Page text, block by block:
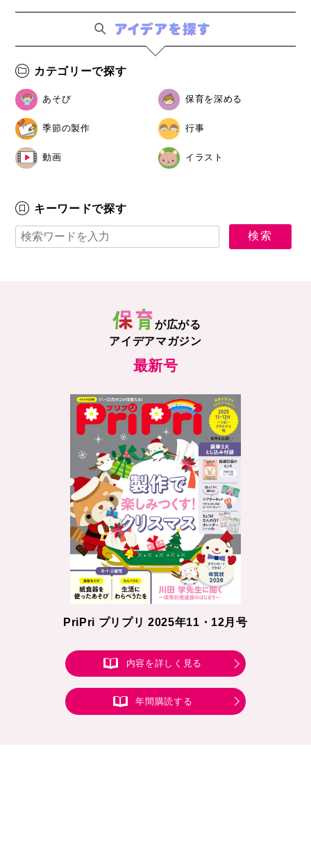
カテゴリーで探す
あそび 保育を深める
季節の製作 行事
動画 イラスト
キーワードで探す
が広がる
アイデアマガジン
最新号
PriPri プリプリ 2025年11・12月号
内容を詳しく見る
年間購読する